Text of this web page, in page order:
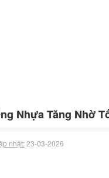
Nhựa Tăng Nhờ
nhật:23-03-2026